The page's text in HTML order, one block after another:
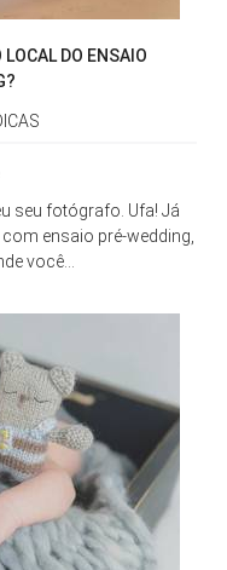
DO ENSAIO
seu fotógrafo. Ufa! Já
ensaio pré-wedding,
você...